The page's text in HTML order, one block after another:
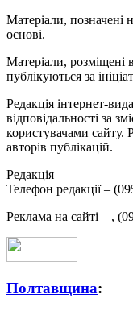
Матеріали, позначені
основі.
Матеріали, розміщені
публікуються за
Редакція інтернет-
відповідальності за
користувачами сайту.
авторів публікацій.
Редакція –
Телефон редакції –
Реклама на сайті – ,
Полтавщина: